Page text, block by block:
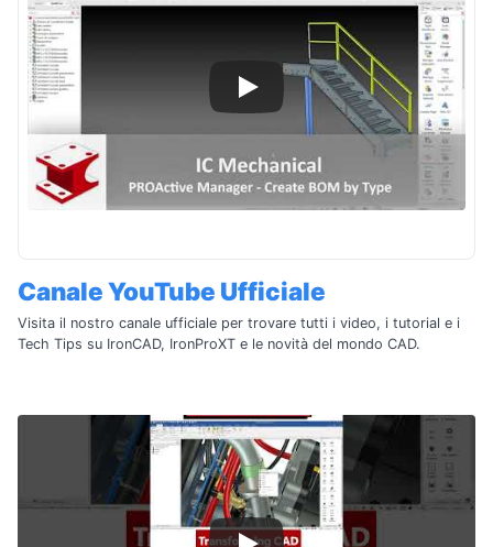
Canale YouTube Ufficiale
Visita il nostro canale ufficiale per trovare tutti i video, i tutorial e i
Tech Tips su IronCAD, IronProXT e le novità del mondo CAD.